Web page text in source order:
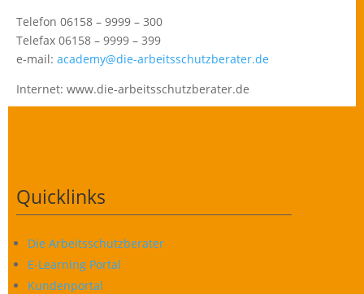
Telefon 06158 – 9999 – 300
Telefax 06158 – 9999 – 399
e-mail: academy@die-arbeitsschutzberater.de
Internet: www.die-arbeitsschutzberater.de
Quicklinks
Die Arbeitsschutzberater
E-Learning Portal
Kundenportal